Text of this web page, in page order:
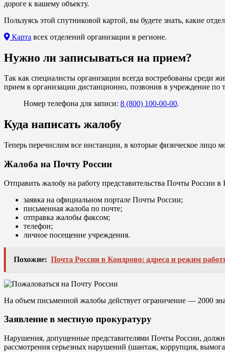
дороге к вашему объекту.
Пользуясь этой спутниковой картой, вы будете знать, какие
Карта всех отделений организации в регионе.
Нужно ли записываться на прием?
Так как специалисты организации всегда востребованы среди
прием в организации дистанционно, позвонив в учреждение по
Номер телефона для записи: 8 (800) 100-00-00.
Куда написать жалобу
Теперь перечислим все инстанции, в которые физическое лицо
Жалоба на Почту России
Отправить жалобу на работу представительства Почты
заявка на официальном портале Почты России;
письменная жалоба по почте;
отправка жалобы факсом;
телефон;
личное посещение учреждения.
Похожие: Почта России в Кондрово: адреса и режим
На объем письменной жалобы действует ограничение — 2000
Заявление в местную прокуратуру
Нарушения, допущенные представителями Почты России,
рассмотрения серьезных нарушений (шантаж, коррупция,